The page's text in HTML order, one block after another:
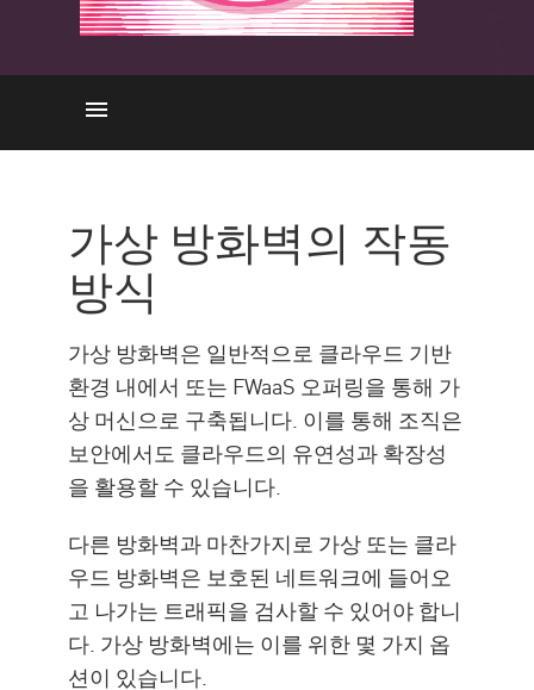
가상 방화벽의 중요성
Virtual vs Physical
솔루션
가상 방화벽의 작동
방식
가상 방화벽은 일반적으로 클라우드 기반
환경 내에서 또는 FWaaS 오퍼링을 통해 가
상 머신으로 구축됩니다. 이를 통해 조직은
보안에서도 클라우드의 유연성과 확장성
을 활용할 수 있습니다.
다른 방화벽과 마찬가지로 가상 또는 클라
우드 방화벽은 보호된 네트워크에 들어오
고 나가는 트래픽을 검사할 수 있어야 합니
다. 가상 방화벽에는 이를 위한 몇 가지 옵
션이 있습니다.